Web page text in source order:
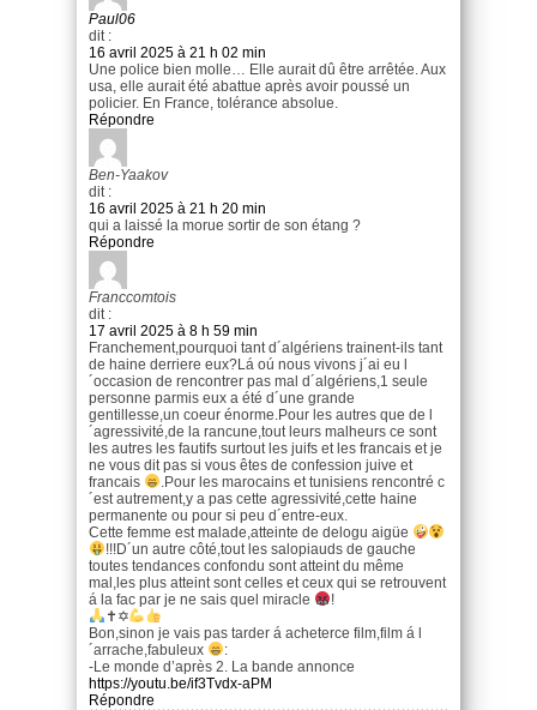
Paul06
dit :
16 avril 2025 à 21 h 02 min
Une police bien molle… Elle aurait dû être arrêtée. Aux
usa, elle aurait été abattue après avoir poussé un
policier. En France, tolérance absolue.
Répondre
Ben-Yaakov
dit :
16 avril 2025 à 21 h 20 min
qui a laissé la morue sortir de son étang ?
Répondre
Franccomtois
dit :
17 avril 2025 à 8 h 59 min
Franchement,pourquoi tant d´algériens trainent-ils tant
de haine derriere eux?Lá oú nous vivons j´ai eu l
´occasion de rencontrer pas mal d´algériens,1 seule
personne parmis eux a été d´une grande
gentillesse,un coeur énorme.Pour les autres que de l
´agressivité,de la rancune,tout leurs malheurs ce sont
les autres les fautifs surtout les juifs et les francais et je
ne vous dit pas si vous êtes de confession juive et
francais
.Pour les marocains et tunisiens rencontré c
´est autrement,y a pas cette agressivité,cette haine
permanente ou pour si peu d´entre-eux.
Cette femme est malade,atteinte de delogu aigüe
!!!D´un autre côté,tout les salopiauds de gauche
toutes tendances confondu sont atteint du même
mal,les plus atteint sont celles et ceux qui se retrouvent
á la fac par je ne sais quel miracle
!
✝✡
Bon,sinon je vais pas tarder á acheterce film,film á l
´arrache,fabuleux
:
-Le monde d’après 2. La bande annonce
https://youtu.be/if3Tvdx-aPM
Répondre